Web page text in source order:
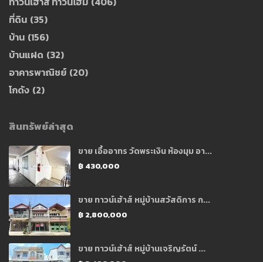
ที่ดิน (35)
บ้าน (156)
บ้านแฝด (32)
อาคารพาณิชย์ (20)
โกดัง (2)
สินทรัพย์ล่าสุด
ขาย เอื้ออาทร วัดพระเงิน ห้องมุม อา...
฿ 430,000
ขาย ทาวน์เฮ้าส์ หมู่บ้านสวัสดิการ ก...
฿ 2,800,000
ขาย ทาวน์เฮ้าส์ หมู่บ้านเจริญรัตน์ ...